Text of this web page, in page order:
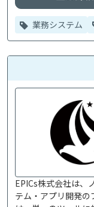
業務システム
EPICs株式会社は、
テム・アプリ開発